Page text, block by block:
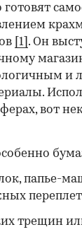
[1] . Он
и
вот
папье-
трещин